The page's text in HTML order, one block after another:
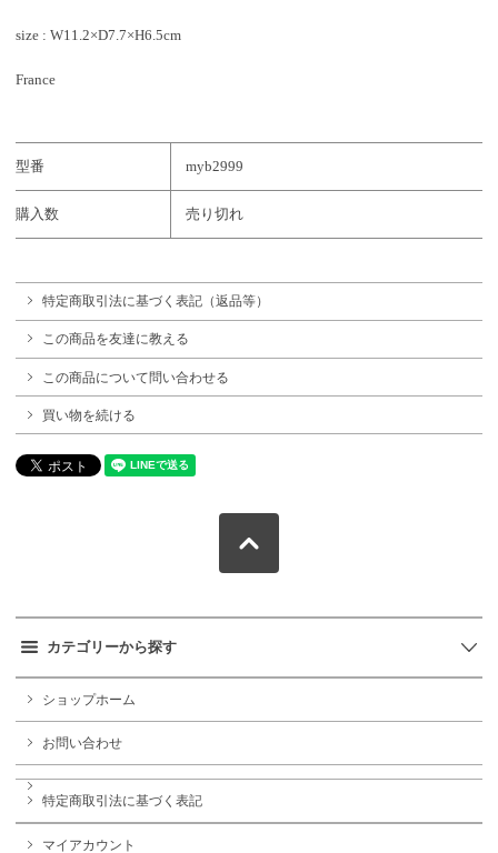
size : W11.2×D7.7×H6.5cm
France
型番 myb2999
購入数 売り切れ
特定商取引法に基づく表記（返品等）
この商品を友達に教える
この商品について問い合わせる
買い物を続ける
カテゴリーから探す
ショップホーム
お問い合わせ
特定商取引法に基づく表記
マイアカウント